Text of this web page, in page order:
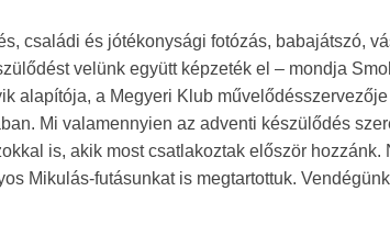
családi és jótékonysági fotózás, babajátszó,
velünk együtt képzeték el – mondja
alapítója, a Megyeri Klub
Mi valamennyien az adventi készülődés
is, akik most csatlakoztak először hozzánk.
Mikulás-futásunkat is megtartottuk.